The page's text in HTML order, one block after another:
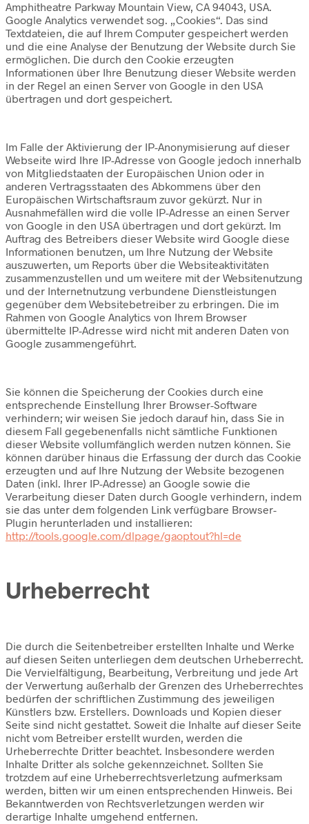
Amphitheatre Parkway Mountain View, CA 94043, USA.
Google Analytics verwendet sog. „Cookies“. Das sind
Textdateien, die auf Ihrem Computer gespeichert werden
und die eine Analyse der Benutzung der Website durch Sie
ermöglichen. Die durch den Cookie erzeugten
Informationen über Ihre Benutzung dieser Website werden
in der Regel an einen Server von Google in den USA
übertragen und dort gespeichert.
Im Falle der Aktivierung der IP-Anonymisierung auf dieser
Webseite wird Ihre IP-Adresse von Google jedoch innerhalb
von Mitgliedstaaten der Europäischen Union oder in
anderen Vertragsstaaten des Abkommens über den
Europäischen Wirtschaftsraum zuvor gekürzt. Nur in
Ausnahmefällen wird die volle IP-Adresse an einen Server
von Google in den USA übertragen und dort gekürzt. Im
Auftrag des Betreibers dieser Website wird Google diese
Informationen benutzen, um Ihre Nutzung der Website
auszuwerten, um Reports über die Websiteaktivitäten
zusammenzustellen und um weitere mit der Websitenutzung
und der Internetnutzung verbundene Dienstleistungen
gegenüber dem Websitebetreiber zu erbringen. Die im
Rahmen von Google Analytics von Ihrem Browser
übermittelte IP-Adresse wird nicht mit anderen Daten von
Google zusammengeführt.
Sie können die Speicherung der Cookies durch eine
entsprechende Einstellung Ihrer Browser-Software
verhindern; wir weisen Sie jedoch darauf hin, dass Sie in
diesem Fall gegebenenfalls nicht sämtliche Funktionen
dieser Website vollumfänglich werden nutzen können. Sie
können darüber hinaus die Erfassung der durch das Cookie
erzeugten und auf Ihre Nutzung der Website bezogenen
Daten (inkl. Ihrer IP-Adresse) an Google sowie die
Verarbeitung dieser Daten durch Google verhindern, indem
sie das unter dem folgenden Link verfügbare Browser-
Plugin herunterladen und installieren:
http://tools.google.com/dlpage/gaoptout?hl=de
Urheberrecht
Die durch die Seitenbetreiber erstellten Inhalte und Werke
auf diesen Seiten unterliegen dem deutschen Urheberrecht.
Die Vervielfältigung, Bearbeitung, Verbreitung und jede Art
der Verwertung außerhalb der Grenzen des Urheberrechtes
bedürfen der schriftlichen Zustimmung des jeweiligen
Künstlers bzw. Erstellers. Downloads und Kopien dieser
Seite sind nicht gestattet. Soweit die Inhalte auf dieser Seite
nicht vom Betreiber erstellt wurden, werden die
Urheberrechte Dritter beachtet. Insbesondere werden
Inhalte Dritter als solche gekennzeichnet. Sollten Sie
trotzdem auf eine Urheberrechtsverletzung aufmerksam
werden, bitten wir um einen entsprechenden Hinweis. Bei
Bekanntwerden von Rechtsverletzungen werden wir
derartige Inhalte umgehend entfernen.